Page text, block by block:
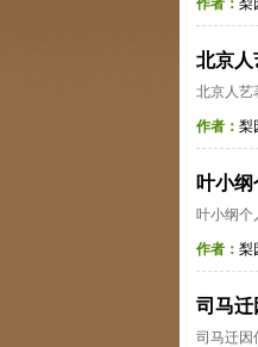
作者： 梨
北京人
北京人艺
作者： 梨
叶小
叶小纲个
作者： 梨
司马迁
司马迁因